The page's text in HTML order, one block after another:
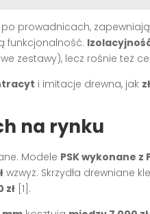
po prowadnicach,
funkcjonalność.
zestawy), lecz rośnie też
i imitacje drewna, jak
na rynku
Modele PSK wykonane z
wzwyż. Skrzydła drewniane
zł [1] .